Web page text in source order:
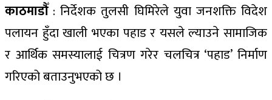
काठमाडौँ: निर्देशक तुलसी घिमिरेले युवा जनशक्ति विदेश
पलायन हुँदा खाली भएका पहाड र यसले ल्याउने सामाजिक
र आर्थिक समस्यालाई चित्रण गरेर चलचित्र ‘पहाड’ निर्माण
गरिएको बताउनुभएको छ ।